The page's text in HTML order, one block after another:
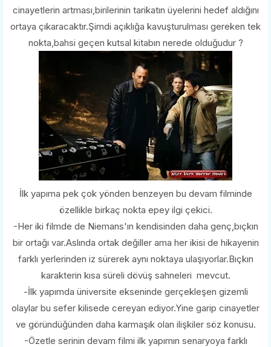
cinayetlerin artması,birilerinin tarikatın üyelerini hedef aldığını
ortaya çıkaracaktır.Şimdi açıklığa kavuşturulması gereken tek
nokta,bahsi geçen kutsal kitabın nerede olduğudur ?
İlk yapıma pek çok yönden benzeyen bu devam filminde
özellikle birkaç nokta epey ilgi çekici.
-Her iki filmde de Niemans'ın kendisinden daha genç,bıçkın
bir ortağı var.Aslında ortak değiller ama her ikisi de hikayenin
farklı yerlerinden iz sürerek aynı noktaya ulaşıyorlar.Bıçkın
karakterin kısa süreli dövüş sahneleri mevcut.
-İlk yapımda üniversite ekseninde gerçekleşen gizemli
olaylar bu sefer kilisede cereyan ediyor.Yine garip cinayetler
ve göründüğünden daha karmaşık olan ilişkiler söz konusu.
-Özetle serinin devam filmi ilk yapımın senaryoya farklı